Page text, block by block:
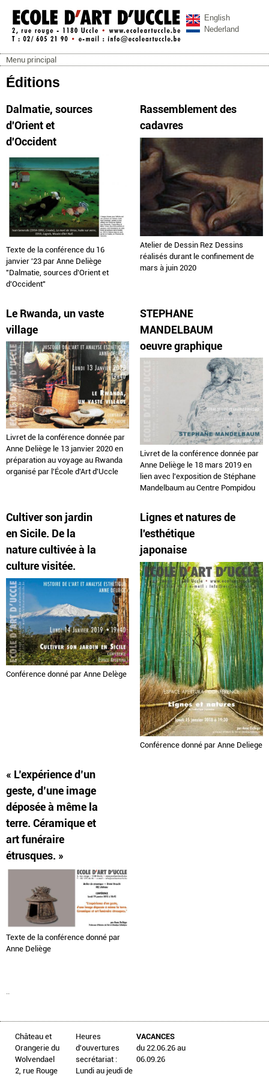
Aller au contenu principal
ecoleartuccle.be
English
Nederland
Menu principal
Menu principal
Éditions
Dalmatie, sources
d'Orient et
d'Occident
Texte de la conférence du 16
janvier '23 par Anne Deliège
"Dalmatie, sources d'Orient et
d'Occident"
Rassemblement des
cadavres
Atelier de Dessin Rez Dessins
réalisés durant le confinement de
mars à juin 2020
Le Rwanda, un vaste
village
Livret de la conférence donnée par
Anne Deliège le 13 janvier 2020 en
préparation au voyage au Rwanda
organisé par l'École d'Art d'Uccle
STEPHANE
MANDELBAUM
oeuvre graphique
Livret de la conférence donnée par
Anne Deliège le 18 mars 2019 en
lien avec l'exposition de Stéphane
Mandelbaum au Centre Pompidou
Cultiver son jardin
en Sicile. De la
nature cultivée à la
culture visitée.
Conférence donné par Anne Delège
Lignes et natures de
l'esthétique
japonaise
Conférence donné par Anne Deliege
« L’expérience d’un
geste, d’une image
déposée à même la
terre. Céramique et
art funéraire
étrusques. »
Texte de la conférence donné par
Anne Deliège
..
Château et
Orangerie du
Wolvendael
2, rue Rouge
Heures
d'ouvertures
secrétariat :
Lundi au jeudi de
VACANCES
du 22.06.26 au
06.09.26